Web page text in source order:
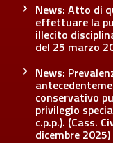
News: Atto di
effettuare la
illecito
del 25 marzo
News:
conservativo
privilegio
c.p.p.). (Cass.
dicembre 2025)